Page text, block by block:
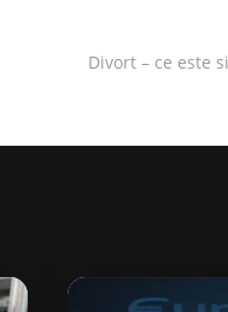
Divort – ce este